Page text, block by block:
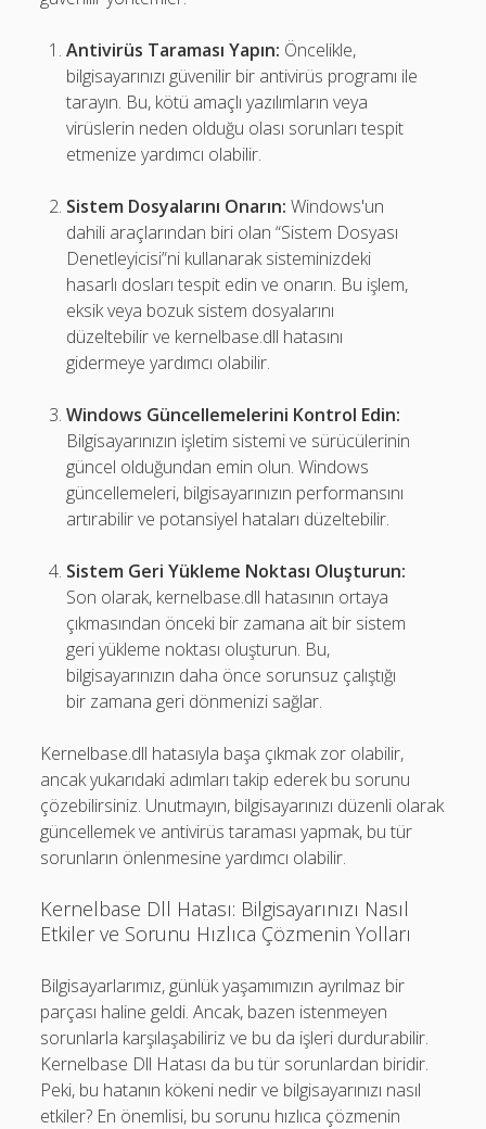
Antivirüs Taraması Yapın: Öncelikle,
bilgisayarınızı güvenilir bir antivirüs programı ile
tarayın. Bu, kötü amaçlı yazılımların veya
virüslerin neden olduğu olası sorunları tespit
etmenize yardımcı olabilir.
Sistem Dosyalarını Onarın: Windows'un
dahili araçlarından biri olan “Sistem Dosyası
Denetleyicisi”ni kullanarak sisteminizdeki
hasarlı dosları tespit edin ve onarın. Bu işlem,
eksik veya bozuk sistem dosyalarını
düzeltebilir ve kernelbase.dll hatasını
gidermeye yardımcı olabilir.
Windows Güncellemelerini Kontrol Edin:
Bilgisayarınızın işletim sistemi ve sürücülerinin
güncel olduğundan emin olun. Windows
güncellemeleri, bilgisayarınızın performansını
artırabilir ve potansiyel hataları düzeltebilir.
Sistem Geri Yükleme Noktası Oluşturun:
Son olarak, kernelbase.dll hatasının ortaya
çıkmasından önceki bir zamana ait bir sistem
geri yükleme noktası oluşturun. Bu,
bilgisayarınızın daha önce sorunsuz çalıştığı
bir zamana geri dönmenizi sağlar.
Kernelbase.dll hatasıyla başa çıkmak zor olabilir,
ancak yukarıdaki adımları takip ederek bu sorunu
çözebilirsiniz. Unutmayın, bilgisayarınızı düzenli olarak
güncellemek ve antivirüs taraması yapmak, bu tür
sorunların önlenmesine yardımcı olabilir.
Kernelbase Dll Hatası: Bilgisayarınızı Nasıl
Etkiler ve Sorunu Hızlıca Çözmenin Yolları
Bilgisayarlarımız, günlük yaşamımızın ayrılmaz bir
parçası haline geldi. Ancak, bazen istenmeyen
sorunlarla karşılaşabiliriz ve bu da işleri durdurabilir.
Kernelbase Dll Hatası da bu tür sorunlardan biridir.
Peki, bu hatanın kökeni nedir ve bilgisayarınızı nasıl
etkiler? En önemlisi, bu sorunu hızlıca çözmenin